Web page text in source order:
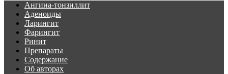
Ангина-тонзиллит
Аденоиды
Ларингит
Фарингит
Ринит
Препараты
Содержание
Об авторах